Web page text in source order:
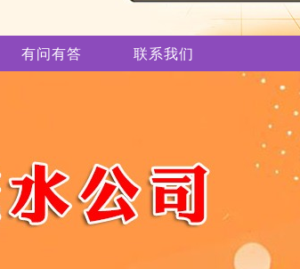
有问有答 联系我们